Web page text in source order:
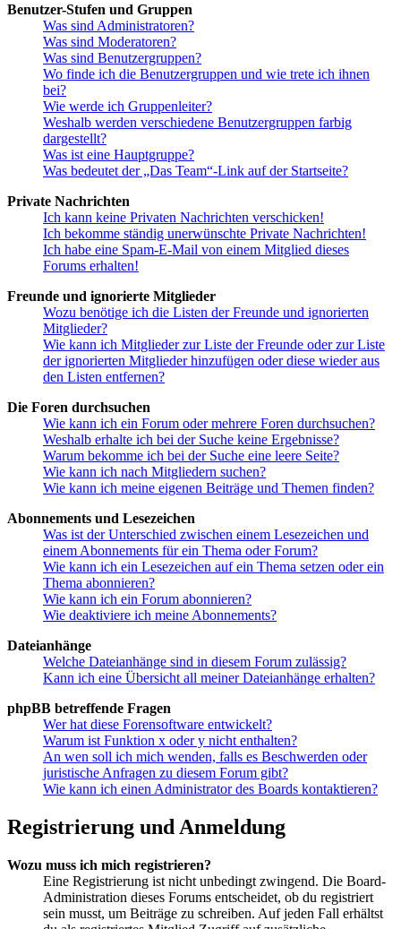
Benutzer-Stufen und Gruppen
Was sind Administratoren?
Was sind Moderatoren?
Was sind Benutzergruppen?
Wo finde ich die Benutzergruppen und wie trete ich ihnen
bei?
Wie werde ich Gruppenleiter?
Weshalb werden verschiedene Benutzergruppen farbig
dargestellt?
Was ist eine Hauptgruppe?
Was bedeutet der „Das Team“-Link auf der Startseite?
Private Nachrichten
Ich kann keine Privaten Nachrichten verschicken!
Ich bekomme ständig unerwünschte Private Nachrichten!
Ich habe eine Spam-E-Mail von einem Mitglied dieses
Forums erhalten!
Freunde und ignorierte Mitglieder
Wozu benötige ich die Listen der Freunde und ignorierten
Mitglieder?
Wie kann ich Mitglieder zur Liste der Freunde oder zur Liste
der ignorierten Mitglieder hinzufügen oder diese wieder aus
den Listen entfernen?
Die Foren durchsuchen
Wie kann ich ein Forum oder mehrere Foren durchsuchen?
Weshalb erhalte ich bei der Suche keine Ergebnisse?
Warum bekomme ich bei der Suche eine leere Seite?
Wie kann ich nach Mitgliedern suchen?
Wie kann ich meine eigenen Beiträge und Themen finden?
Abonnements und Lesezeichen
Was ist der Unterschied zwischen einem Lesezeichen und
einem Abonnements für ein Thema oder Forum?
Wie kann ich ein Lesezeichen auf ein Thema setzen oder ein
Thema abonnieren?
Wie kann ich ein Forum abonnieren?
Wie deaktiviere ich meine Abonnements?
Dateianhänge
Welche Dateianhänge sind in diesem Forum zulässig?
Kann ich eine Übersicht all meiner Dateianhänge erhalten?
phpBB betreffende Fragen
Wer hat diese Forensoftware entwickelt?
Warum ist Funktion x oder y nicht enthalten?
An wen soll ich mich wenden, falls es Beschwerden oder
juristische Anfragen zu diesem Forum gibt?
Wie kann ich einen Administrator des Boards kontaktieren?
Registrierung und Anmeldung
Wozu muss ich mich registrieren?
Eine Registrierung ist nicht unbedingt zwingend. Die Board-
Administration dieses Forums entscheidet, ob du registriert
sein musst, um Beiträge zu schreiben. Auf jeden Fall erhältst